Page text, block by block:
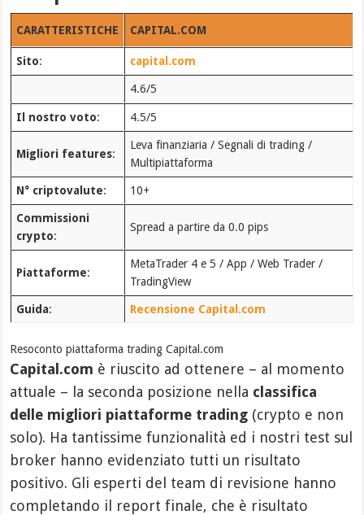
CARATTERISTICHE CAPITAL.COM
Sito: capital.com
4.6/5
Il nostro voto: 4.5/5
Migliori features:
Leva finanziaria / Segnali di trading /
Multipiattaforma
N° criptovalute: 10+
Commissioni
crypto:
Spread a partire da 0.0 pips
Piattaforme:
MetaTrader 4 e 5 / App / Web Trader /
TradingView
Guida: Recensione Capital.com
Resoconto piattaforma trading Capital.com
Capital.com è riuscito ad ottenere – al momento
attuale – la seconda posizione nella classifica
delle migliori piattaforme trading (crypto e non
solo). Ha tantissime funzionalità ed i nostri test sul
broker hanno evidenziato tutti un risultato
positivo. Gli esperti del team di revisione hanno
completando il report finale, che è risultato